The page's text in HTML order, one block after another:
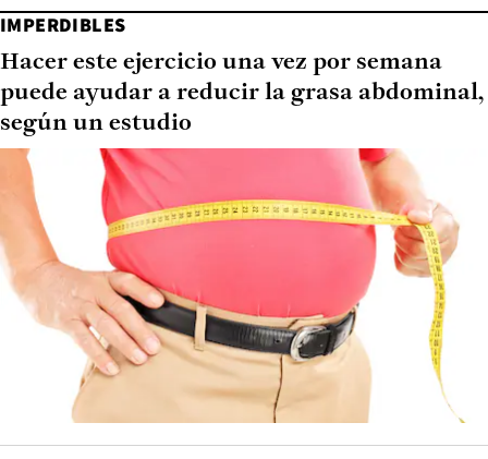
IMPERDIBLES
Hacer este ejercicio una vez por semana
puede ayudar a reducir la grasa abdominal,
según un estudio